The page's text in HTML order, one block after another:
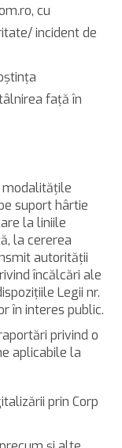
cu
incident de
faţă în
modalităţile
suport hârtie
la liniile
la cererea
autorităţii
încălcări ale
Legii nr.
în interes public.
privind o
aplicabile la
prin Corp